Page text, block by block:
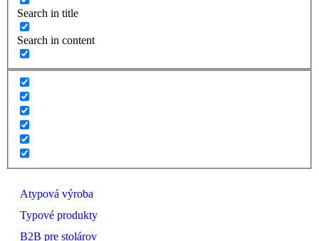
Search in title
Search in content
Atypová výroba
Typové produkty
B2B pre stolárov